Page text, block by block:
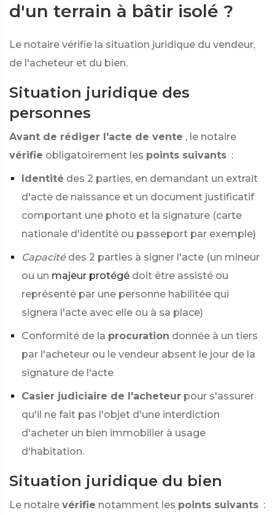
d'un terrain à bâtir isolé ?
Le notaire vérifie la situation juridique du vendeur,
de l'acheteur et du bien.
Situation juridique des
personnes
Avant de rédiger l'acte de vente , le notaire
vérifie obligatoirement les points suivants :
Identité des 2 parties, en demandant un extrait
d'acte de naissance et un document justificatif
comportant une photo et la signature (carte
nationale d'identité ou passeport par exemple)
Capacité des 2 parties à signer l'acte (un mineur
ou un majeur protégé doit être assisté ou
représenté par une personne habilitée qui
signera l'acte avec elle ou à sa place)
Conformité de la procuration donnée à un tiers
par l'acheteur ou le vendeur absent le jour de la
signature de l'acte
Casier judiciaire de l'acheteur pour s'assurer
qu'il ne fait pas l'objet d'une interdiction
d'acheter un bien immobilier à usage
d'habitation.
Situation juridique du bien
Le notaire vérifie notamment les points suivants :